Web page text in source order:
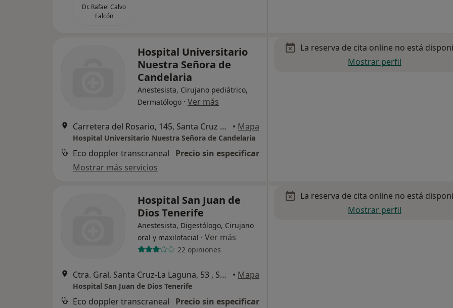
Dr. Rafael Calvo
Falcón
Hospital Universitario
Nuestra Señora de
Candelaria
Anestesista, Cirujano pediátrico,
Dermatólogo · Ver más
Carretera del Rosario, 145, Santa Cruz de Tenerife • Mapa
Hospital Universitario Nuestra Señora de Candelaria
Eco doppler transcraneal
Precio sin especificar
Mostrar más servicios
La reserva de cita online no está
Mostrar perfil
Hospital San Juan de
Dios Tenerife
Anestesista, Digestólogo, Cirujano
oral y maxilofacial · Ver más
22 opiniones
Ctra. Gral. Santa Cruz-La Laguna, 53 , Santa Cruz de Tenerife • Mapa
Hospital San Juan de Dios Tenerife
Eco doppler transcraneal
Precio sin especificar
La reserva de cita online no está
Mostrar perfil